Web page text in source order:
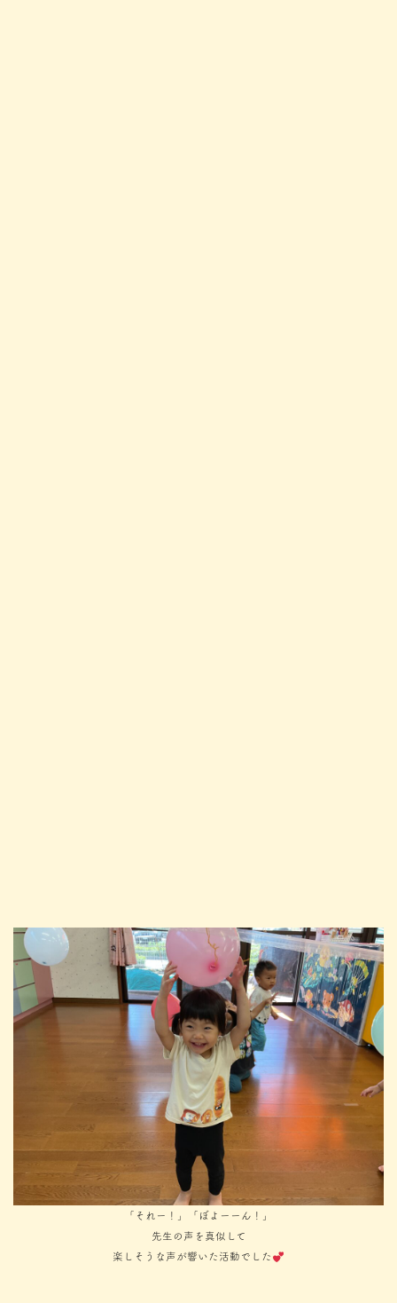
「それー！」「ぼよーーん！」
先生の声を真似して
楽しそうな声が響いた活動でした